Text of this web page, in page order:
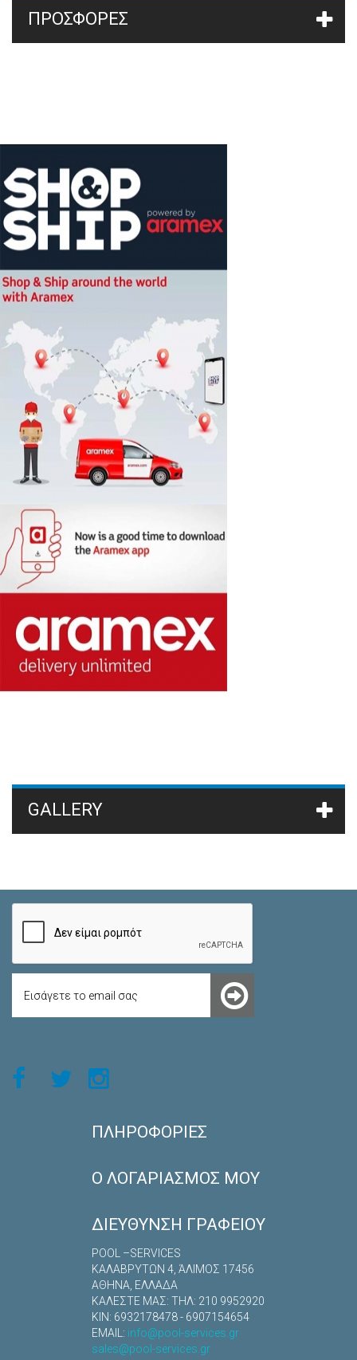
ΠΡΟΣΦΟΡΈΣ
GALLERY
ΠΛΗΡΟΦΟΡΊΕΣ
Ο ΛΟΓΑΡΙΑΣΜΌΣ ΜΟΥ
ΔΙΕΎΘΥΝΣΗ ΓΡΑΦΕΊΟΥ
POOL –SERVICES
ΚΑΛΑΒΡYΤΩΝ 4, ΆΛΙΜΟΣ 17456
ΑΘΗΝΑ, ΕΛΛΑΔΑ
ΚΑΛΕΣΤΕ ΜΑΣ: TΗΛ: 210 9952920
ΚΙΝ: 6932178478 - 6907154654
EMAIL: info@pool-services.gr
sales@pool-services.gr